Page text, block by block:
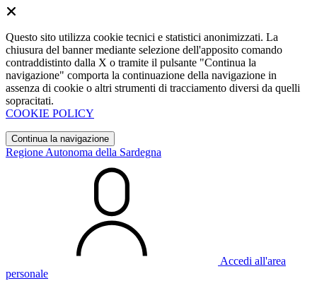
Questo sito utilizza cookie tecnici e statistici anonimizzati. La
chiusura del banner mediante selezione dell'apposito comando
contraddistinto dalla X o tramite il pulsante "Continua la
navigazione" comporta la continuazione della navigazione in
assenza di cookie o altri strumenti di tracciamento diversi da quelli
sopracitati.
COOKIE POLICY
Continua la navigazione
Regione Autonoma della Sardegna
Accedi all'area
personale